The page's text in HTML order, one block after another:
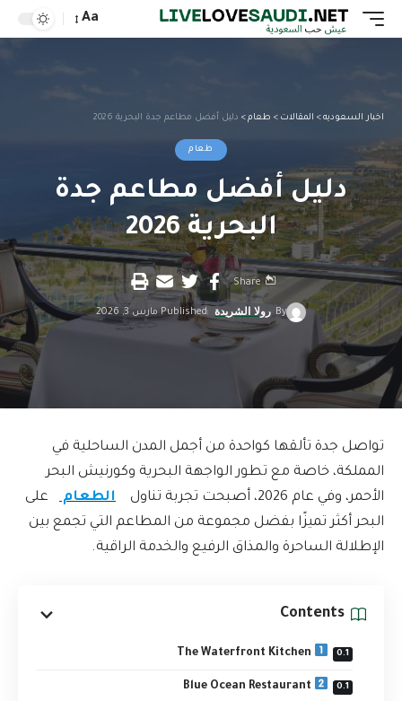
Aa
اخبار السعوديه> المقالات > طعام> دليل أفضل مطاعم جدة البحرية 2026
طعام
دليل أفضل مطاعم جدة
البحرية 2026
By رولا الشريدة Published مارس 3, 2026
Share
تواصل جدة تألقها كواحدة من أجمل المدن الساحلية في
المملكة، خاصة مع تطور الواجهة البحرية وكورنيش البحر
الأحمر، وفي عام 2026، أصبحت تجربة تناول
الطعام
على
البحر أكثر تميزًا بفضل مجموعة من المطاعم التي تجمع بين
الإطلالة الساحرة والمذاق الرفيع والخدمة الراقية.
Contents